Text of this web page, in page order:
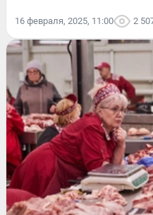
16 февраля, 2025, 11:00 2